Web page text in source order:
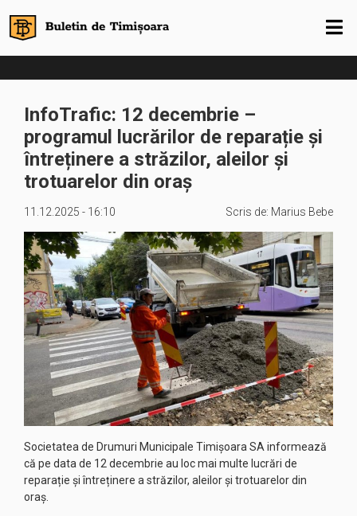
InfoTrafic: 12 decembrie –
programul lucrărilor de reparație și
întreținere a străzilor, aleilor și
trotuarelor din oraș
11.12.2025 - 16:10 Scris de: Marius Bebe
Societatea de Drumuri Municipale Timișoara SA informează
că pe data de 12 decembrie au loc mai multe lucrări de
reparație și întreținere a străzilor, aleilor și trotuarelor din
oraș.